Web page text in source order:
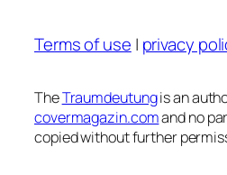
Terms of use | privacy
TheTraumdeutungis an
covermagazin.comand no
copied without further